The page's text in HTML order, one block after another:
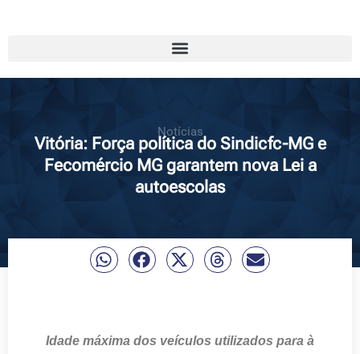
Notícias
Vitória: Força política do Sindicfc-MG e
Fecomércio MG garantem nova Lei a
autoescolas
Idade máxima dos veículos utilizados para à